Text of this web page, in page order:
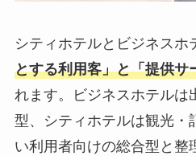
シティホテルとビジネスホ
とする利用客」と「提供サ
れます。ビジネスホテルは
型、シティホテルは観光・
い利用者向けの総合型と整